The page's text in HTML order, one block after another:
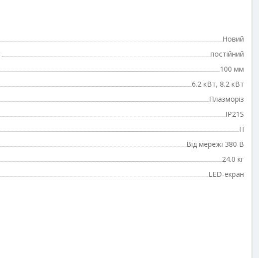
Новий
постійний
100 мм
6.2 кВт, 8.2 кВт
Плазморіз
IP21S
H
Від мережі 380 В
24.0 кг
LED-екран